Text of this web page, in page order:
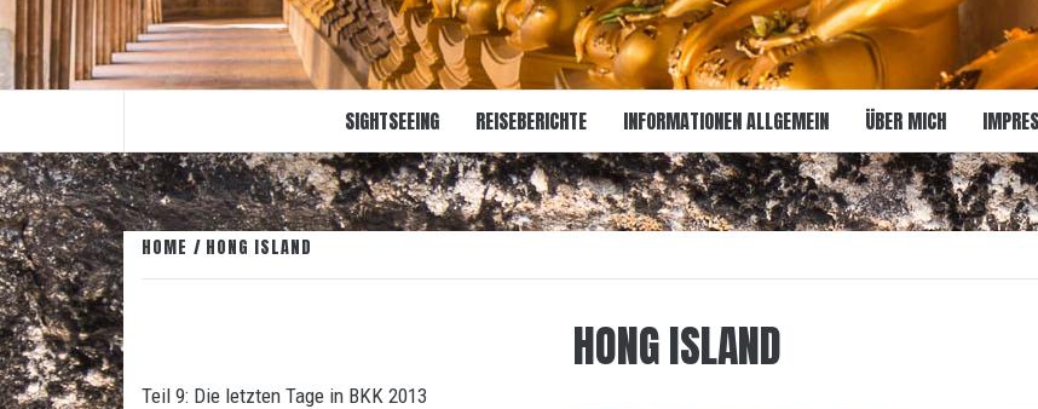
SIGHTSEEING REISEBERICHTE INFORMATIONEN ALLGEMEIN ÜBER MICH
HOME HONG ISLAND
HONG ISLAND
Teil 9: Die letzten Tage in BKK 2013